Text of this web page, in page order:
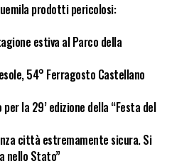
prodotti pericolosi:
estiva al Parco della
54° Ferragosto Castellano
la 29’ edizione della “Festa del
città estremamente sicura. Si
nello Stato”